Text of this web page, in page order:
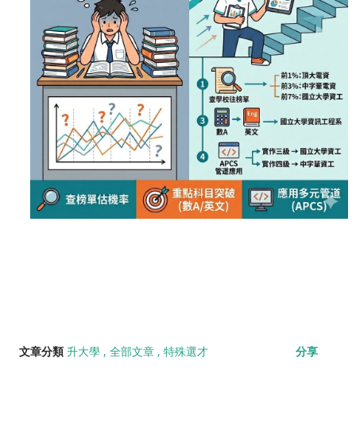
文章分類 升大學 全部文章 特殊選才 分享